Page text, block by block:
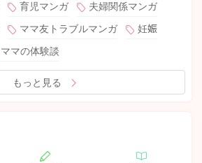
育児マンガ
夫婦関係マンガ
ママ友トラブルマンガ
妊娠
ママの体験談
もっと見る